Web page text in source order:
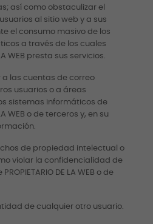
así como obstaculizar el
al sitio web y a sus
el consumo masivo de los
a través de los cuales
LA WEB presta sus servicios.
a las cuentas de correo
usuarios o a áreas
sistemas informáticos de
LA WEB o de terceros y, en su
de propiedad intelectual o
violar la confidencialidad de
DE LA WEB o de
de cualquier otro usuario.